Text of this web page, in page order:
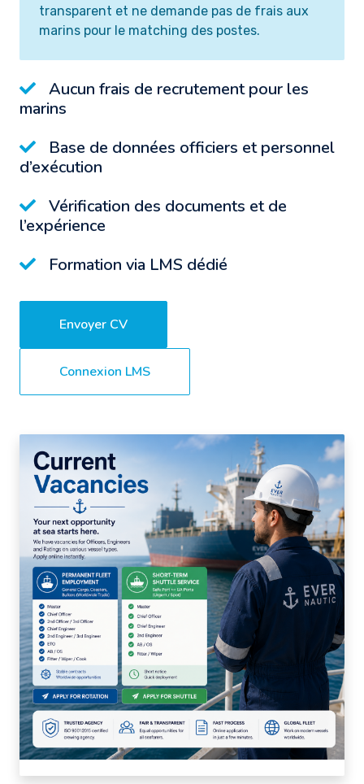
transparent et ne demande pas de frais aux
marins pour le matching des postes.
Aucun frais de recrutement pour les
marins
Base de données officiers et personnel
d’exécution
Vérification des documents et de
l’expérience
Formation via LMS dédié
Envoyer CV
Connexion LMS